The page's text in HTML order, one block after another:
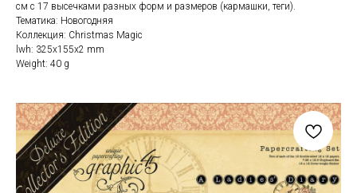
см с 17 высечками разных форм и размеров (кармашки, теги).
Тематика: Новогодняя
Коллекция: Christmas Magic
lwh: 325x155x2 mm
Weight: 40 g